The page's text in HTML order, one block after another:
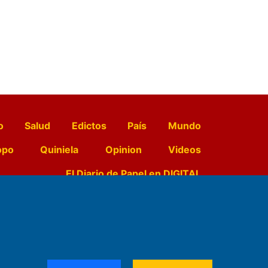
Salud Edictos País
Mundo
Quiniela Opinion
Videos
El Diario de Papel en DIGITAL